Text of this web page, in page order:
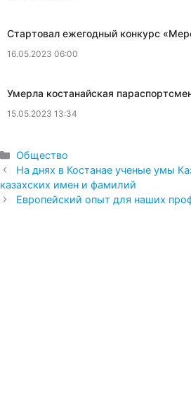
​Стартовал ежегодный конкурс
16.05.2023 06:00
​Умерла костанайская
15.05.2023 13:34
Рубрики
Общество
На днях в Костанае ученые умы
казахских имен и фамилий
Европейский опыт для наших